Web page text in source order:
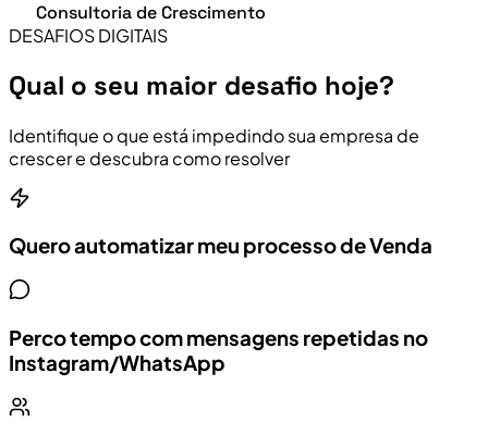
Consultoria de Crescimento
DESAFIOS DIGITAIS
Qual o seu maior desafio hoje?
Identifique o que está impedindo sua empresa de
crescer e descubra como resolver
Quero automatizar meu processo de Venda
Perco tempo com mensagens repetidas no
Instagram/WhatsApp